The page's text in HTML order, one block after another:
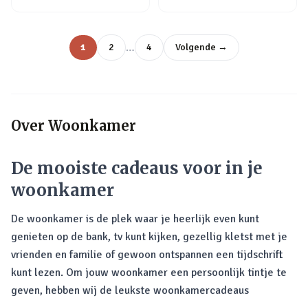
1 2 … 4 Volgende →
Over Woonkamer
De mooiste cadeaus voor in je
woonkamer
De woonkamer is de plek waar je heerlijk even kunt
genieten op de bank, tv kunt kijken, gezellig kletst met je
vrienden en familie of gewoon ontspannen een tijdschrift
kunt lezen. Om jouw woonkamer een persoonlijk tintje te
geven, hebben wij de leukste woonkamercadeaus